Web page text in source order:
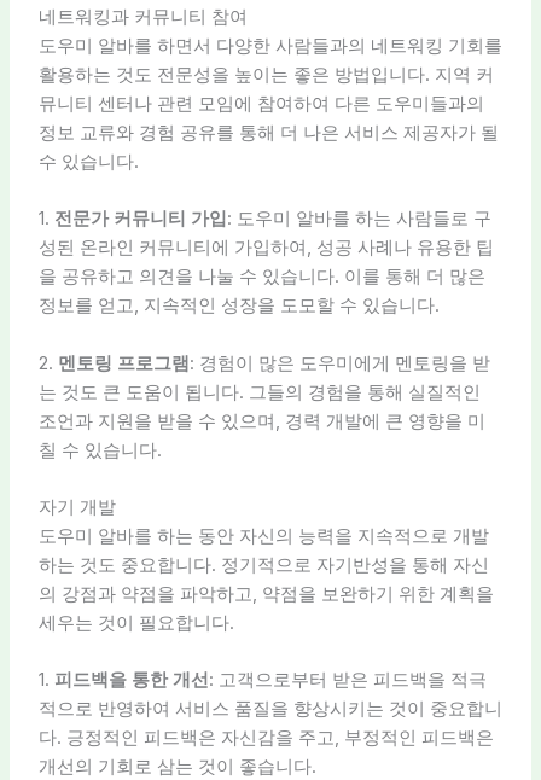
네트워킹과 커뮤니티 참여
도우미 알바를 하면서 다양한 사람들과의 네트워킹 기회를
활용하는 것도 전문성을 높이는 좋은 방법입니다. 지역 커
뮤니티 센터나 관련 모임에 참여하여 다른 도우미들과의
정보 교류와 경험 공유를 통해 더 나은 서비스 제공자가 될
수 있습니다.
1. 전문가 커뮤니티 가입 : 도우미 알바를 하는 사람들로 구
성된 온라인 커뮤니티에 가입하여, 성공 사례나 유용한 팁
을 공유하고 의견을 나눌 수 있습니다. 이를 통해 더 많은
정보를 얻고, 지속적인 성장을 도모할 수 있습니다.
2. 멘토링 프로그램 : 경험이 많은 도우미에게 멘토링을 받
는 것도 큰 도움이 됩니다. 그들의 경험을 통해 실질적인
조언과 지원을 받을 수 있으며, 경력 개발에 큰 영향을 미
칠 수 있습니다.
자기 개발
도우미 알바를 하는 동안 자신의 능력을 지속적으로 개발
하는 것도 중요합니다. 정기적으로 자기반성을 통해 자신
의 강점과 약점을 파악하고, 약점을 보완하기 위한 계획을
세우는 것이 필요합니다.
1. 피드백을 통한 개선: 고객으로부터 받은 피드백을 적극
적으로 반영하여 서비스 품질을 향상시키는 것이 중요합니
다. 긍정적인 피드백은 자신감을 주고, 부정적인 피드백은
개선의 기회로 삼는 것이 좋습니다.